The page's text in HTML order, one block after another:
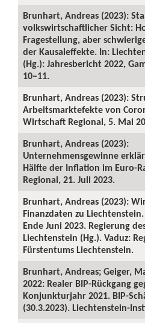
Brunhart, Andreas (2023):
volkswirtschaftlicher Sicht:
Fragestellung, aber
der Kausaleffekte. In:
(Hg.): Jahresbericht 2022,
10–11.
Brunhart, Andreas (2023):
Arbeitsmarktefekte von
Wirtschaft Regional, 5. Mai
Brunhart, Andreas (2023):
Unternehmensgewinne
Hälfte der Inflation im Euro-
Regional, 21. Juli 2023.
Brunhart, Andreas (2023):
Finanzdaten zu
Ende Juni 2023. Regierung
Liechtenstein (Hg.). Vaduz:
Fürstentums Liechtenstein.
Brunhart, Andreas; Geiger,
2022: Realer BIP-Rückgang
Konjunkturjahr 2021. BIP-
(30.3.2023). Liechtenstein-